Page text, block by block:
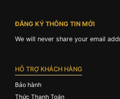
ĐĂNG KÝ THÔNG TIN MỚI
We will never share your email
HỖ TRỢ KHÁCH HÀNG
Bảo hành
Thức Thanh Toán